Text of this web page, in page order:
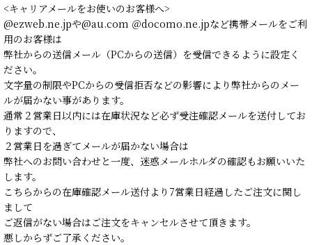
<キャリアメールをお使いのお客様へ>
@ezweb.ne.jpや@au.com ＠docomo.ne.jpなど携帯メールをご利
用のお客様は
弊社からの送信メール（PCからの送信）を受信できるように設定く
ださい。
文字量の制限やPCからの受信拒否などの影響により弊社からのメー
ルが届かない事があります。
通常２営業日以内には在庫状況など必ず受注確認メールを送付してお
りますので、
２営業日を過ぎてメールが届かない場合は
弊社へのお問い合わせと一度、迷惑メールホルダの確認もお願いいた
します。
こちらからの在庫確認メール送付より7営業日経過したご注文に関し
まして
ご返信がない場合はご注文をキャンセルさせて頂きます。
悪しからずご了承ください。